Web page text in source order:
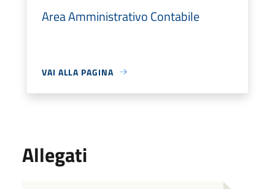
Area Amministrativo Contabile
VAI ALLA PAGINA
Allegati